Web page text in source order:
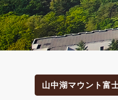
山中湖マウント富